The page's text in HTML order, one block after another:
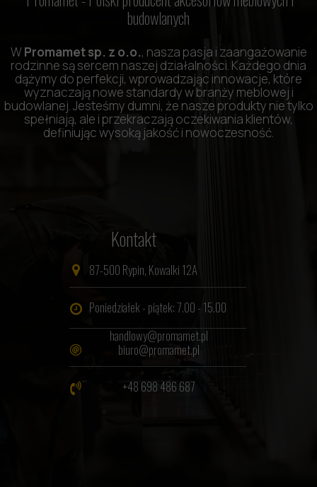
Kontakt
Poniedziałek - piątek: 7.00 - 15.00
87-500 Rypin, Kowalki 12A
W Promamet sp. z o.o., nasza pasja i zaangażowanie
rodzinne są sercem naszej działalności. Każdego dnia
dążymy do perfekcji, wprowadzając innowacje, które
wyznaczają nowe standardy w branży meblowej i
budowlanej. Jesteśmy dumni, że nasze produkty nie tylko
spełniają, ale i przekraczają oczekiwania klientów,
definiując wysoką jakość i nowoczesność.
budowlanych
+48 698 486 687
handlowy@promamet.pl
biuro@promamet.pl